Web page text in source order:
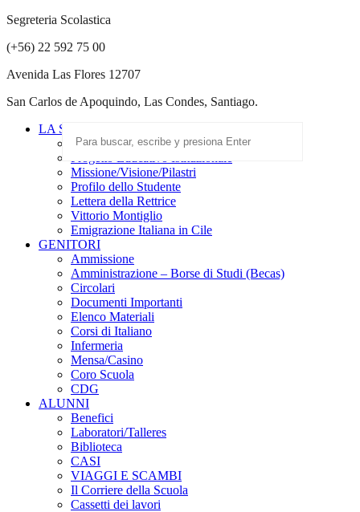
Segreteria Scolastica
(+56) 22 592 75 00
Avenida Las Flores 12707
San Carlos de Apoquindo, Las Condes, Santiago.
LA SCUOLA
Scuola Paritaria
Missione/Visione/Pilastri
Profilo dello Studente
Lettera della Rettrice
Vittorio Montiglio
Emigrazione Italiana in Cile
GENITORI
Ammissione
Amministrazione – Borse di Studi (Becas)
Circolari
Documenti Importanti
Elenco Materiali
Corsi di Italiano
Infermeria
Mensa/Casino
Coro Scuola
CDG
ALUNNI
Benefici
Laboratori/Talleres
Biblioteca
CASI
VIAGGI E SCAMBI
Il Corriere della Scuola
Cassetti dei lavori